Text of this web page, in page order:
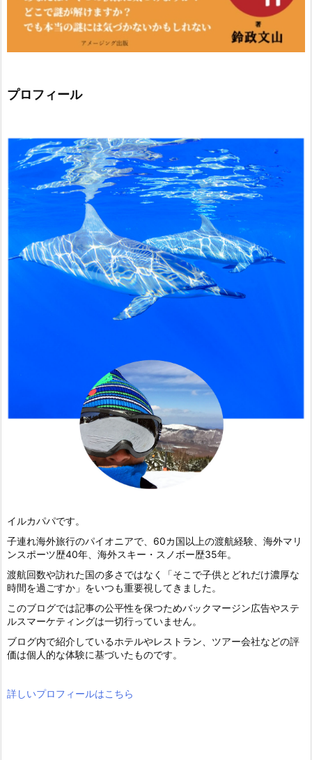
プロフィール
イルカパパです。
子連れ海外旅行のパイオニアで、60カ国以上の渡航経験、海外マリ
ンスポーツ歴40年、海外スキー・スノボー歴35年。
渡航回数や訪れた国の多さではなく「そこで子供とどれだけ濃厚な
時間を過ごすか」をいつも重要視してきました。
このブログでは記事の公平性を保つためバックマージン広告やステ
ルスマーケティングは一切行っていません。
ブログ内で紹介しているホテルやレストラン、ツアー会社などの評
価は個人的な体験に基づいたものです。
詳しいプロフィールはこちら